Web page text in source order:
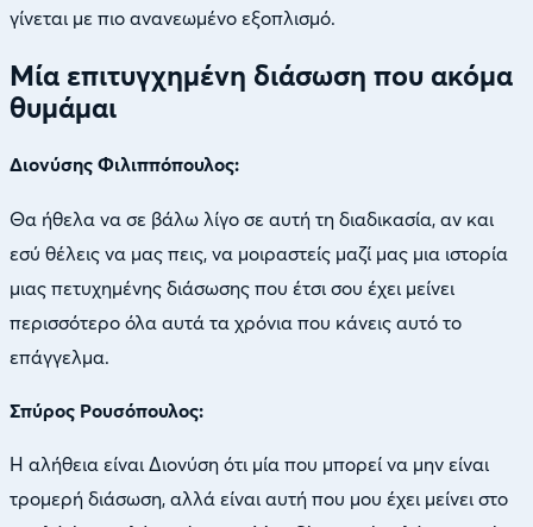
γίνεται με πιο ανανεωμένο εξοπλισμό.
Μία επιτυγχημένη διάσωση που ακόμα
θυμάμαι
Διονύσης Φιλιππόπουλος:
Θα ήθελα να σε βάλω λίγο σε αυτή τη διαδικασία, αν και
εσύ θέλεις να μας πεις, να μοιραστείς μαζί μας μια ιστορία
μιας πετυχημένης διάσωσης που έτσι σου έχει μείνει
περισσότερο όλα αυτά τα χρόνια που κάνεις αυτό το
επάγγελμα.
Σπύρος Ρουσόπουλος:
Η αλήθεια είναι Διονύση ότι μία που μπορεί να μην είναι
τρομερή διάσωση, αλλά είναι αυτή που μου έχει μείνει στο